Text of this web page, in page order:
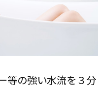
等の強い水流を３分